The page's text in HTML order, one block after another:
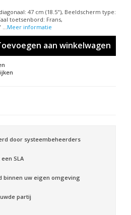
47 cm (18.5"), Beeldscherm type:
toetsenbord: Frans,
...Meer informatie
aan winkelwagen
door systeembeheerders
SLA
binnen uw eigen omgeving
partij